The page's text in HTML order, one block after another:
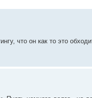
что он как то это